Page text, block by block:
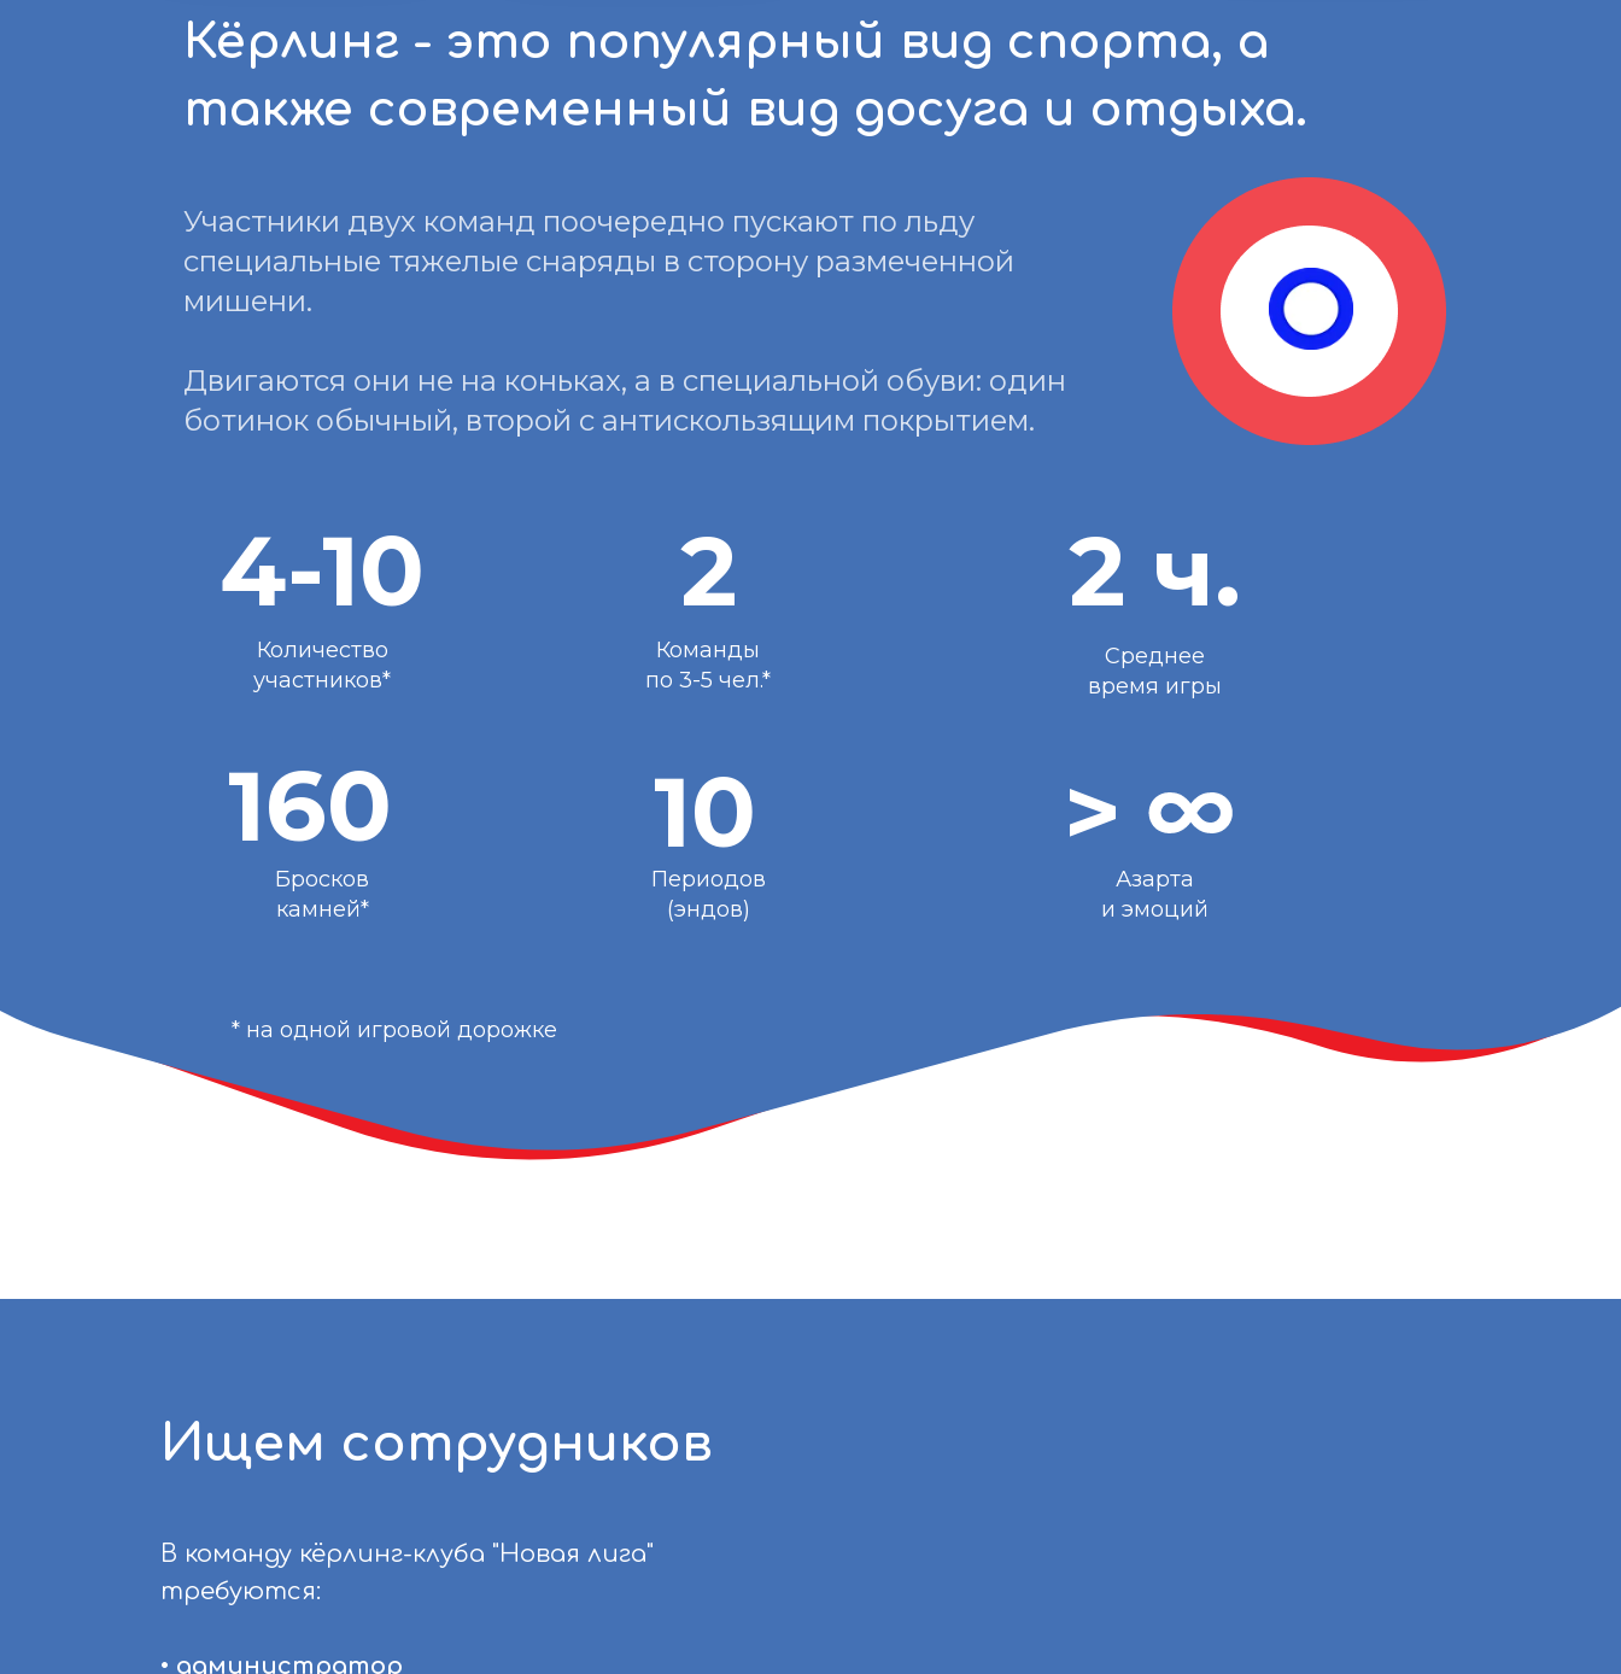
Кёрлинг - это популярный вид спорта, а
также современный вид досуга и отдыха.
Участники двух команд поочередно пускают по льду
специальные тяжелые снаряды в сторону размеченной
мишени.
Двигаются они не на коньках, а в специальной обуви: один
ботинок обычный, второй с антискользящим покрытием.
>
2
160
Команды
по 3-5 чел.*
Бросков
камней*
Азарта
и эмоций
4-10 2 ч.
10
Количество
участников*
Среднее
время игры
Периодов
(эндов)
* на одной игровой дорожке
Ищем сотрудников
В команду кёрлинг-клуба "Новая лига"
требуются:
• администратор